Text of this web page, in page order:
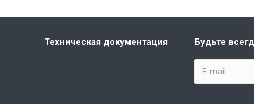
Техническая документация Будьте